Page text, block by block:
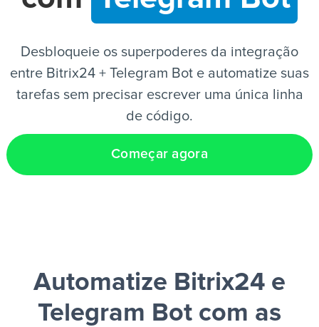
Desbloqueie os superpoderes da integração
entre Bitrix24 + Telegram Bot e automatize suas
tarefas sem precisar escrever uma única linha
de código.
Começar agora
Automatize Bitrix24 e
Telegram Bot com as